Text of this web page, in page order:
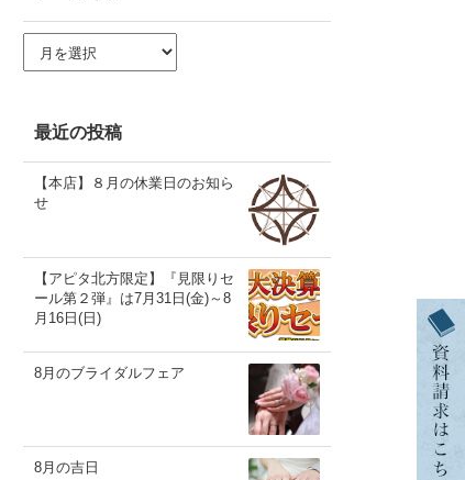
ー
ブ
最近の投稿
【本店】８月の休業日のお知ら
せ
【アピタ北方限定】『見限りセ
ール第２弾』は7月31日(金)～8
月16日(日)
8月のブライダルフェア
8月の吉日